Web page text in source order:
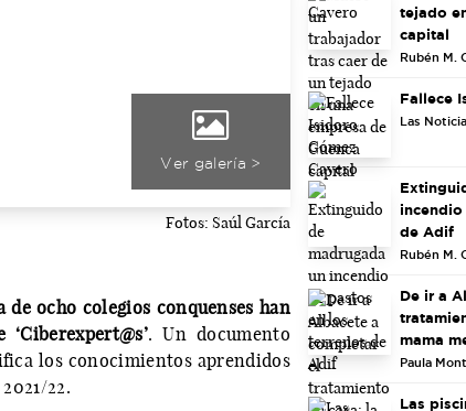
Ver galería >
Fotos: Saúl García
de ocho colegios conquenses han
. Un documento
los conocimientos aprendidos
22.
tejado
capital
Rubén M.
Fallece
Las
incendio
de Adif
Rubén M.
De ir a
mama
Paula
Las